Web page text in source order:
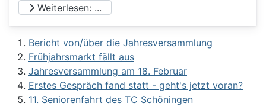
Weiterlesen: ...
Bericht von/über die Jahresversammlung
Frühjahrsmarkt fällt aus
Jahresversammlung am 18. Februar
Erstes Gespräch fand statt - geht's jetzt voran?
11. Seniorenfahrt des TC Schöningen